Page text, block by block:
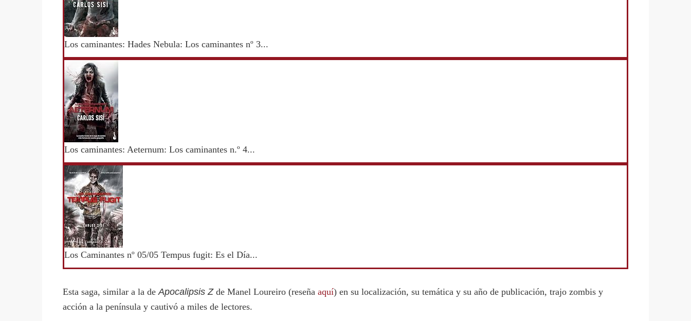
Los caminantes: Hades Nebula: Los caminantes nº 3...
Los caminantes: Aeternum: Los caminantes n.º 4...
Los Caminantes nº 05/05 Tempus fugit: Es el Día...
Esta saga, similar a la deApocalipsis Zde Manel Loureiro (reseñaaquí) en su localización, su temática y su año de publicación, trajo zombis y
acción a la península y cautivó a miles de lectores.